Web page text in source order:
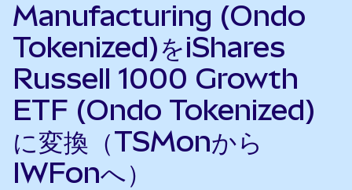
Manufacturing (Ondo
Tokenized)をiShares
Russell 1000 Growth
ETF (Ondo Tokenized)
に変換（TSMonから
IWFonへ）